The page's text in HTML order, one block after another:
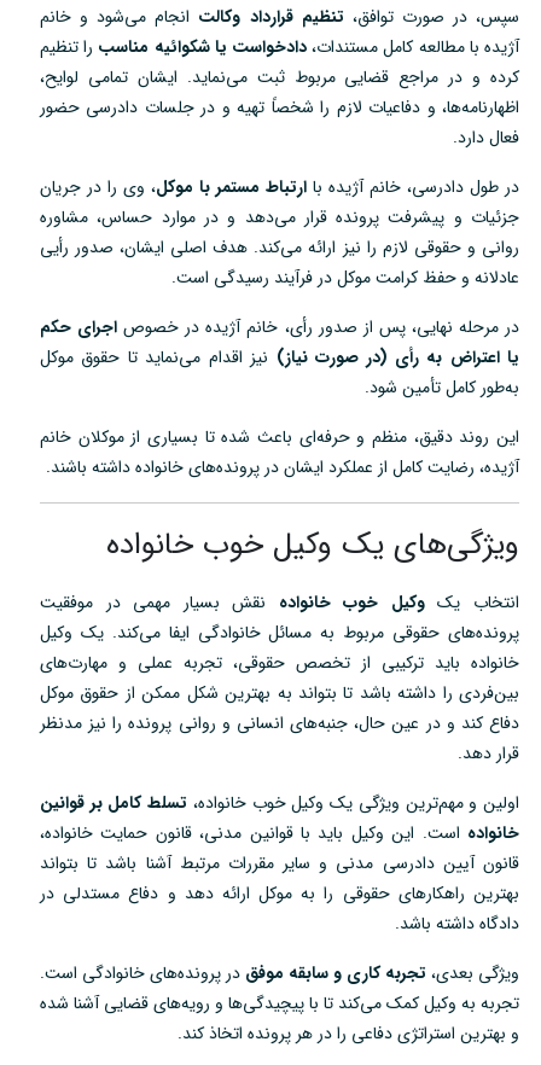
سپس، در صورت توافق، تنظیم قرارداد وکالت انجام می‌شود و خانم
آژیده با مطالعه کامل مستندات،دادخواست یا شکوائیه مناسب را تنظیم
کرده و در مراجع قضایی مربوط ثبت می‌نماید. ایشان تمامی لوایح،
اظهارنامه‌ها، و دفاعیات لازم را شخصاً تهیه و در جلسات دادرسی حضور
فعال دارد.
در طول دادرسی، خانم آژیده با ارتباط مستمر با موکل، وی را در جریان
جزئیات و پیشرفت پرونده قرار می‌دهد و در موارد حساس، مشاوره
روانی و حقوقی لازم را نیز ارائه می‌کند. هدف اصلی ایشان، صدور رأیی
عادلانه و حفظ کرامت موکل در فرآیند رسیدگی است.
در مرحله نهایی، پس از صدور رأی، خانم آژیده در خصوص اجرای حکم
یا اعتراض به رأی (در صورت نیاز) نیز اقدام می‌نماید تا حقوق موکل
به‌طور کامل تأمین شود.
این روند دقیق، منظم و حرفه‌ای باعث شده تا بسیاری از موکلان خانم
آژیده، رضایت کامل از عملکرد ایشان در پرونده‌های خانواده داشته باشند.
ویژگی‌های یک وکیل خوب خانواده
انتخاب یکوکیل خوب خانواده نقش بسیار مهمی در موفقیت
پرونده‌های حقوقی مربوط به مسائل خانوادگی ایفا می‌کند. یک وکیل
خانواده باید ترکیبی از تخصص حقوقی، تجربه عملی و مهارت‌های
بین‌فردی را داشته باشد تا بتواند به بهترین شکل ممکن از حقوق موکل
دفاع کند و در عین حال، جنبه‌های انسانی و روانی پرونده را نیز مدنظر
قرار دهد.
اولین و مهم‌ترین ویژگی یک وکیل خوب خانواده، تسلط کامل بر قوانین
خانواده است. این وکیل باید با قوانین مدنی، قانون حمایت خانواده،
قانون آیین دادرسی مدنی و سایر مقررات مرتبط آشنا باشد تا بتواند
بهترین راهکارهای حقوقی را به موکل ارائه دهد و دفاع مستدلی در
دادگاه داشته باشد.
ویژگی بعدی، تجربه کاری و سابقه موفق در پرونده‌های خانوادگی است.
تجربه به وکیل کمک می‌کند تا با پیچیدگی‌ها و رویه‌های قضایی آشنا شده
و بهترین استراتژی دفاعی را در هر پرونده اتخاذ کند.